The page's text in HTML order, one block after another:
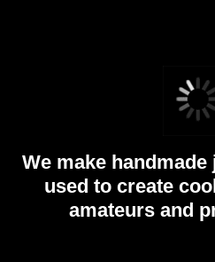
We make
used to create
amateurs and